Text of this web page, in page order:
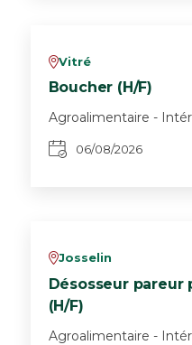
vVitré
Boucher (H/F)
Agroalimentaire -
06/08/2026
vJosselin
Désosseur pareur
(H/F)
Agroalimentaire -